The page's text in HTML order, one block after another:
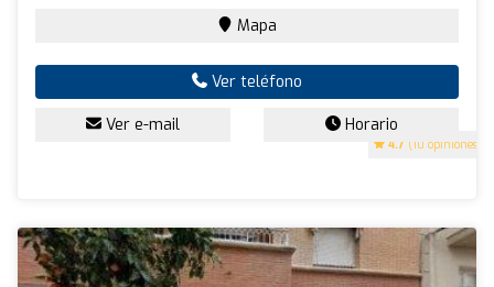
4.7 (10 opiniones)
Mapa
Ver teléfono
Ver e-mail Horario